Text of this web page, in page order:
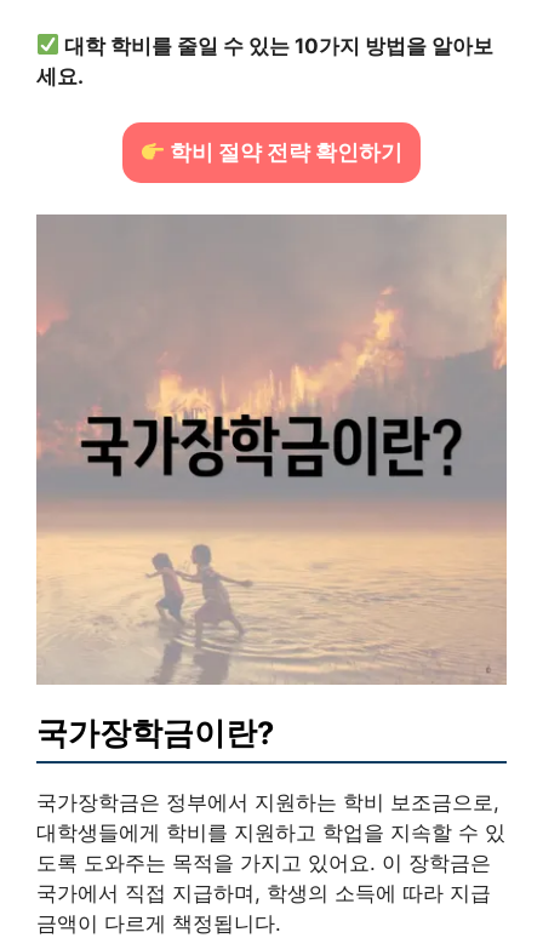
대학 학비를 줄일 수 있는 10가지 방법을 알아보
세요.
학비 절약 전략 확인하기
국가장학금이란?
국가장학금은 정부에서 지원하는 학비 보조금으로,
대학생들에게 학비를 지원하고 학업을 지속할 수 있
도록 도와주는 목적을 가지고 있어요. 이 장학금은
국가에서 직접 지급하며, 학생의 소득에 따라 지급
금액이 다르게 책정됩니다.